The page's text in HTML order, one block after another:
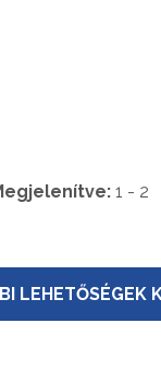
1 - 2
LEHETŐSÉGEK